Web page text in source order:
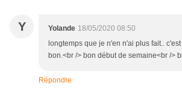
Y Yolande 18/05/2020 08:50
longtemps que je n'en n'ai plus fait..
bon.<br /> bon début de semaine<br />
Répondre